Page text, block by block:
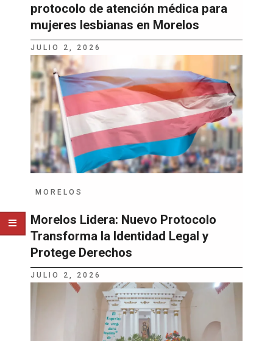
protocolo de atención médica para
mujeres lesbianas en Morelos
JULIO 2, 2026
MORELOS
Morelos Lidera: Nuevo Protocolo
Transforma la Identidad Legal y
Protege Derechos
JULIO 2, 2026